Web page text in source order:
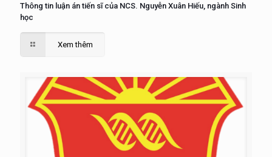
Thông tin luận án tiến sĩ của NCS. Nguyễn Xuân Hiếu, ngành Sinh
học
Xem thêm